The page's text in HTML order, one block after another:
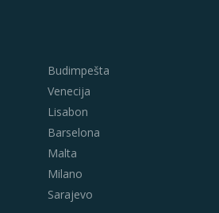
Budimpešta
Venecija
Lisabon
Barselona
Malta
Milano
Sarajevo